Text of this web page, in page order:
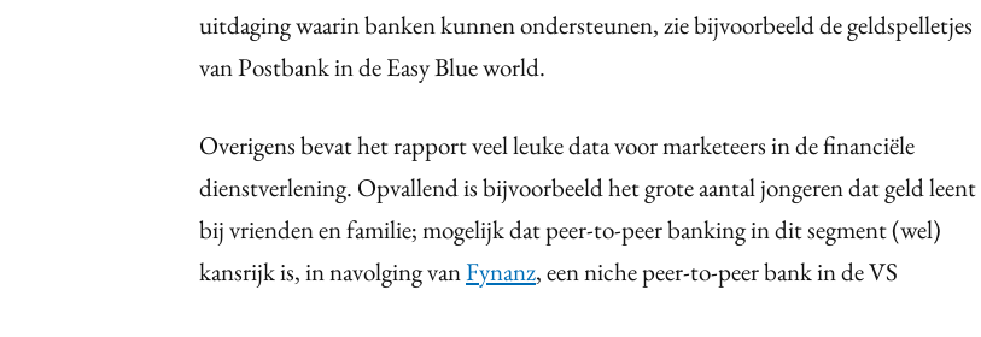
uitdaging waarin banken kunnen ondersteunen, zie bijvoorbeeld de geldspelletjes
van Postbank in de Easy Blue world.
Overigens bevat het rapport veel leuke data voor marketeers in de financiële
dienstverlening. Opvallend is bijvoorbeeld het grote aantal jongeren dat geld leent
bij vrienden en familie; mogelijk dat peer-to-peer banking in dit segment (wel)
kansrijk is, in navolging vanFynanz, een niche peer-to-peer bank in de VS